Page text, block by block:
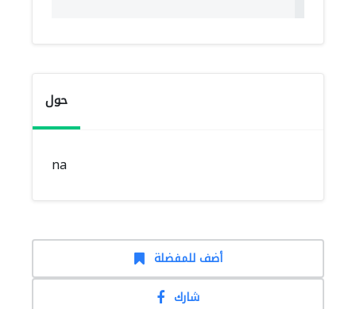
حول
na
أضف للمفضلة
شارك